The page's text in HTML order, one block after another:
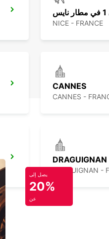
NICE - FRANCE
CANNES
CANNES -
DRAGUIGNAN
DRAGUIGNAN - يصل إلى
20%
عن